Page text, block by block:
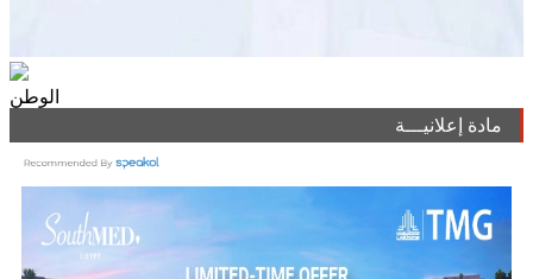
الوطن
مادة إعلانيـــة